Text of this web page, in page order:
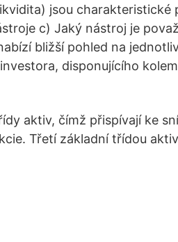
jsou charakteristické
c) Jaký nástroj je
bližší pohled na
disponujícího kolem
aktiv, čímž přispívají ke
Třetí základní třídou